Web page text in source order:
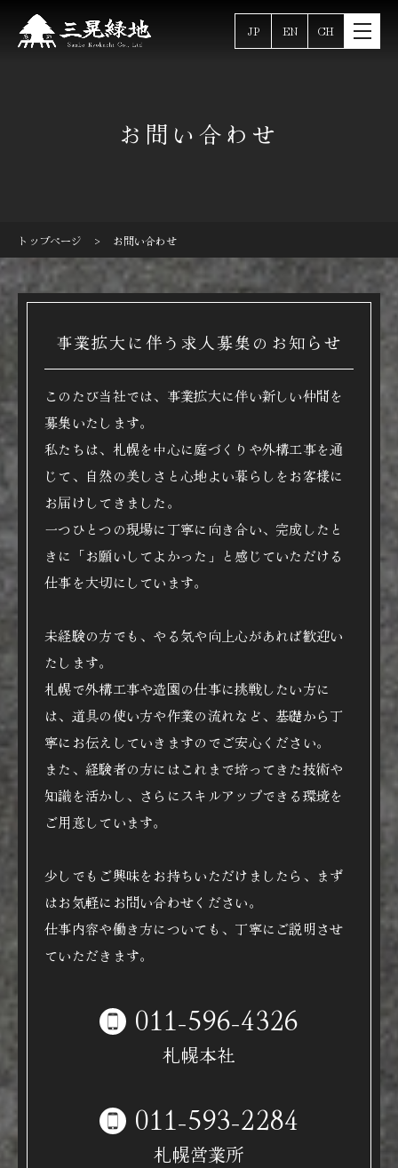
JP EN CH
お問い合わせ
トップページ > お問い合わせ
事業拡大に伴う求人募集のお知らせ
このたび当社では、事業拡大に伴い新しい仲間を
募集いたします。
私たちは、札幌を中心に庭づくりや外構工事を通
じて、自然の美しさと心地よい暮らしをお客様に
お届けしてきました。
一つひとつの現場に丁寧に向き合い、完成したと
きに「お願いしてよかった」と感じていただける
仕事を大切にしています。
未経験の方でも、やる気や向上心があれば歓迎い
たします。
札幌で外構工事や造園の仕事に挑戦したい方に
は、道具の使い方や作業の流れなど、基礎から丁
寧にお伝えしていきますのでご安心ください。
また、経験者の方にはこれまで培ってきた技術や
知識を活かし、さらにスキルアップできる環境を
ご用意しています。
少しでもご興味をお持ちいただけましたら、まず
はお気軽にお問い合わせください。
仕事内容や働き方についても、丁寧にご説明させ
ていただきます。
011-596-4326
札幌本社
011-593-2284
札幌営業所